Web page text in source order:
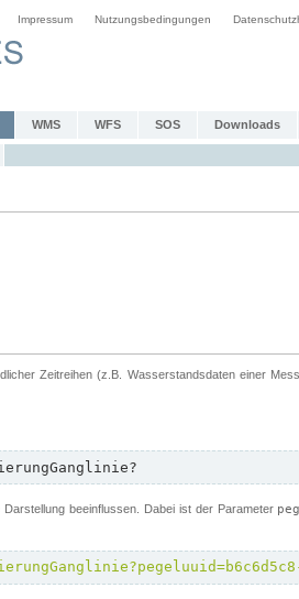
Impressum Nutzungsbedingungen
WMS WFS SOS Downloads
Zeitreihen (z.B. Wasserstandsdaten einer
beeinflussen. Dabei ist der Parameter